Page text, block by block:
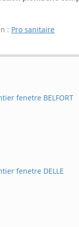
: Pro sanitaire
fenetre BELFORT
fenetre DELLE